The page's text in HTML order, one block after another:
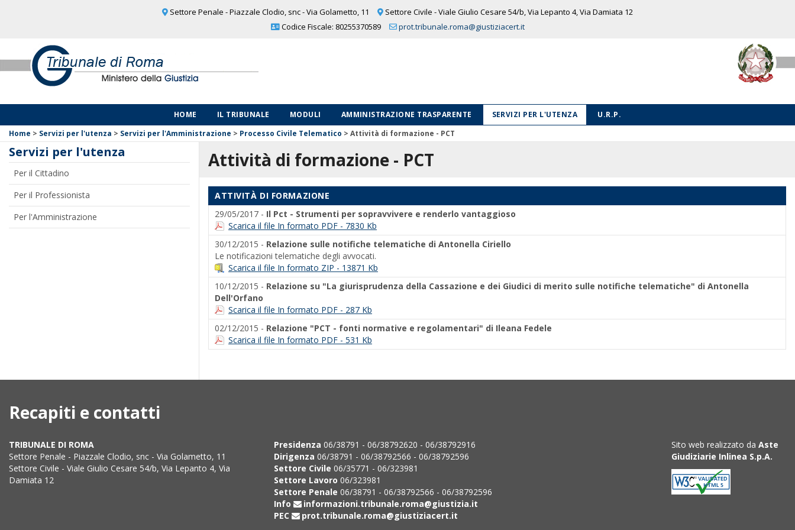
Settore Penale - Piazzale Clodio, snc - Via Golametto, 11
Settore Civile - Viale Giulio Cesare 54/b, Via Lepanto 4, Via Damiata 12
Codice Fiscale: 80255370589
prot.tribunale.roma@giustiziacert.it
HOME IL TRIBUNALE MODULI AMMINISTRAZIONE TRASPARENTE SERVIZI PER L'UTENZA
U.R.P.
Home > Servizi per l'utenza > Servizi per l'Amministrazione > Processo Civile Telematico > Attività di formazione - PCT
Servizi per l'utenza
Per il Cittadino
Per il Professionista
Per l'Amministrazione
Attività di formazione - PCT
ATTIVITÀ DI FORMAZIONE
29/05/2017 - Il Pct - Strumenti per sopravvivere e renderlo vantaggioso
Scarica il file In formato PDF - 7830 Kb
30/12/2015 - Relazione sulle notifiche telematiche di Antonella Ciriello
Le notificazioni telematiche degli avvocati.
Scarica il file In formato ZIP - 13871 Kb
10/12/2015 - Relazione su "La giurisprudenza della Cassazione e dei Giudici di merito sulle notifiche telematiche" di Antonella
Dell'Orfano
Scarica il file In formato PDF - 287 Kb
02/12/2015 - Relazione "PCT - fonti normative e regolamentari" di Ileana Fedele
Scarica il file In formato PDF - 531 Kb
Recapiti e contatti
TRIBUNALE DI ROMA
Settore Penale - Piazzale Clodio, snc - Via Golametto, 11
Settore Civile - Viale Giulio Cesare 54/b, Via Lepanto 4, Via
Damiata 12
Presidenza 06/38791 - 06/38792620 - 06/38792916
Dirigenza 06/38791 - 06/38792566 - 06/38792596
Settore Civile 06/35771 - 06/323981
Settore Lavoro 06/323981
Settore Penale 06/38791 - 06/38792566 - 06/38792596
Info
informazioni.tribunale.roma@giustizia.it
PEC
prot.tribunale.roma@giustiziacert.it
Sito web realizzato da Aste
Giudiziarie Inlinea S.p.A.